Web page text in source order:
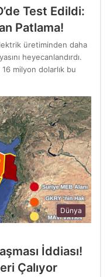
Test Edildi:
Patlama!
üretiminden daha
heyecanlandırdı.
milyon dolarlık bu
Dünya
İddiası!
Çalıyor